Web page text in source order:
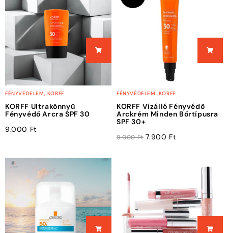
FÉNYVÉDELEM KORFF
KORFF Ultrakönnyű
Fényvédő Arcra SPF 30
9.000 Ft
FÉNYVÉDELEM KORFF
KORFF Vízálló Fényvédő
Arckrém Minden Bőrtípusra
SPF 30+
9.000Ft 7.900 Ft